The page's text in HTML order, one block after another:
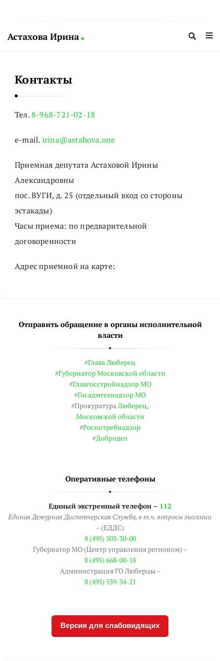
Астахова Ирина
Контакты
Тел.8-968-721-02-18
e-mail.irina@astahova.one
Приемная депутата Астаховой Ирины
Александровны
пос. ВУГИ, д. 25 (отдельный вход со стороны
эстакады)
Часы приема: по предварительной
договоренности
Адрес приемной на карте:
Отправить обращение в органы исполнительной
власти
#Глава Люберец
#Губернатор Московской области
#Главгосстройнадзор МО
#Госадмтехнадзор МО
#ПрокуратураЛюберец,
Московской области
#Роспотребнадзор
#Добродел
Оперативные телефоны
Единый экстренный телефон – 112
Единая Дежурная Диспетчерская Служба, в т.ч. вопросы экологии
– (ЕДДС)
8 (495) 503-30-00
Губернатор МО (Центр управления регионом) –
8 (495) 668-00-18
Администрация ГО Люберцы –
8 (495) 559-34-21
Версия для слабовидящих